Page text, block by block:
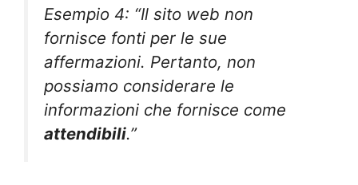
Esempio 4: “Il sito web non
fornisce fonti per le sue
affermazioni. Pertanto, non
possiamo considerare le
informazioni che fornisce come
attendibili.”